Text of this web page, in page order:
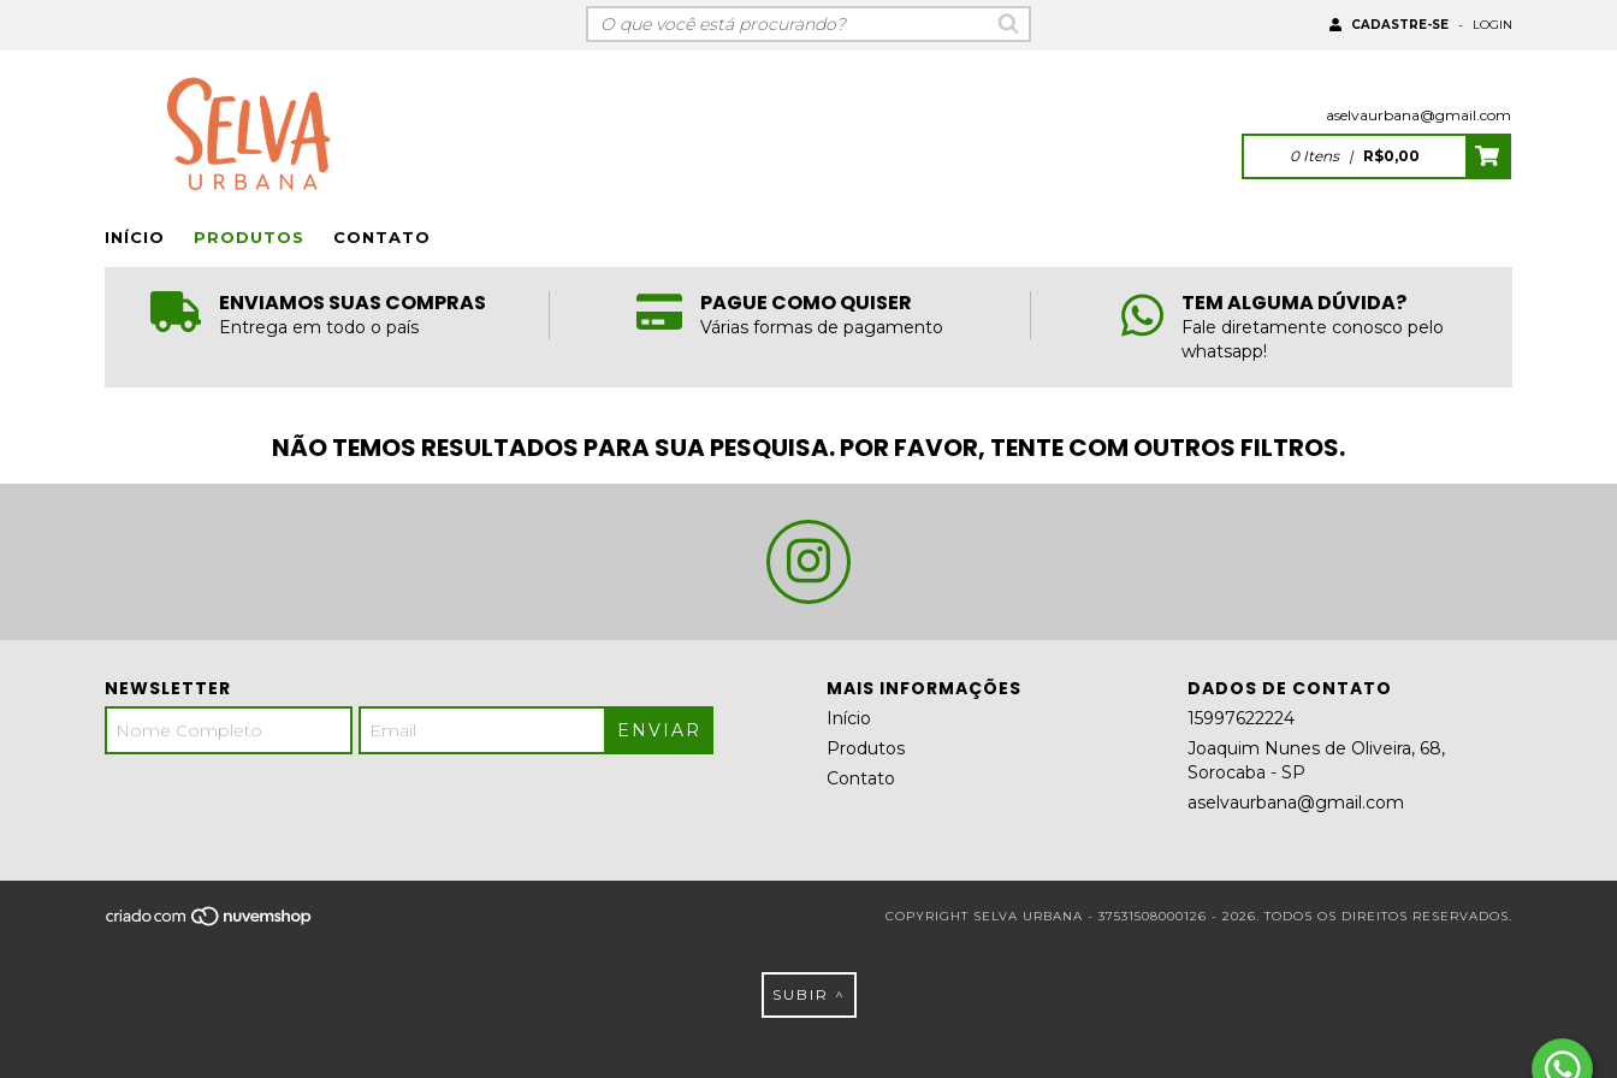
CADASTRE-SE - LOGIN
aselvaurbana@gmail.com
0 Itens | R$0,00
INÍCIO PRODUTOS CONTATO
ENVIAMOS SUAS COMPRAS
Entrega em todo o país
PAGUE COMO QUISER
Várias formas de pagamento
TEM ALGUMA DÚVIDA?
Fale diretamente conosco pelo
whatsapp!
NÃO TEMOS RESULTADOS PARA SUA PESQUISA. POR FAVOR, TENTE COM OUTROS FILTROS.
NEWSLETTER MAIS INFORMAÇÕES
Início
Produtos
Contato
DADOS DE CONTATO
15997622224
Joaquim Nunes de Oliveira, 68,
Sorocaba - SP
aselvaurbana@gmail.com
COPYRIGHT SELVA URBANA - 37531508000126 - 2026. TODOS OS DIREITOS RESERVADOS.
SUBIR ^